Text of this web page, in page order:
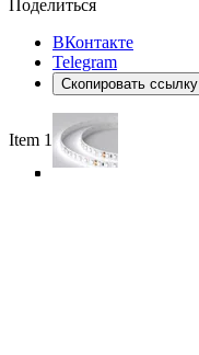
Поделиться
ВКонтакте
Telegram
Скопировать ссылку
Item 1 of 5